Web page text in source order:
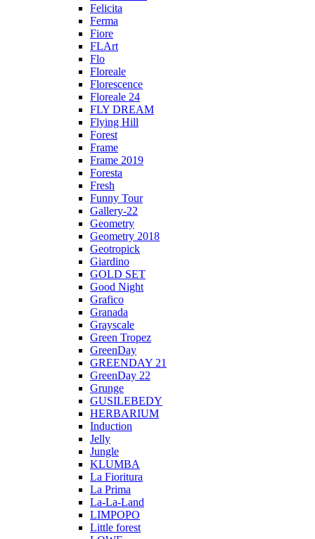
Felicita
Ferma
Fiore
FLArt
Flo
Floreale
Florescence
Floreale 24
FLY DREAM
Flying Hill
Forest
Frame
Frame 2019
Foresta
Fresh
Funny Tour
Gallery-22
Geometry
Geometry 2018
Geotropick
Giardino
GOLD SET
Good Night
Grafico
Granada
Grayscale
Green Tropez
GreenDay
GREENDAY 21
GreenDay 22
Grunge
GUSILEBEDY
HERBARIUM
Induction
Jelly
Jungle
KLUMBA
La Fioritura
La Prima
La-La-Land
LIMPOPO
Little forest